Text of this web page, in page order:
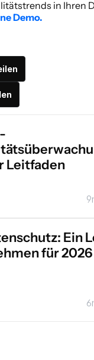
Demo.
Leitfaden
9
Ein
für 2026
6